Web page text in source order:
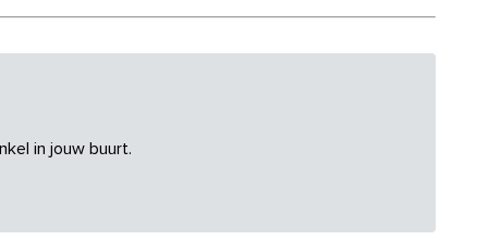
in jouw buurt.